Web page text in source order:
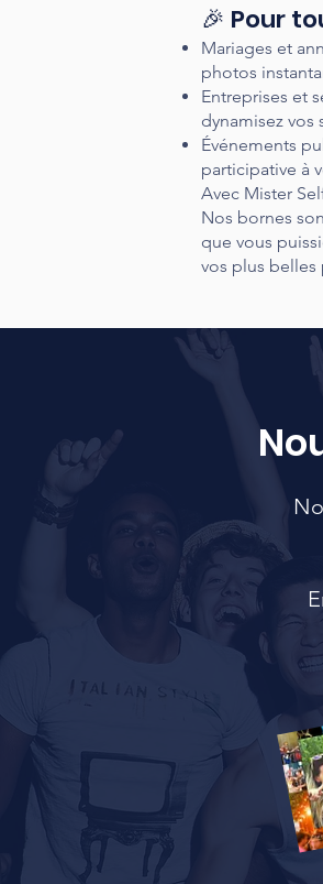
🎉 Pour
Mariages et
photos
Entreprises et
dynamisez vos
Événements
participative à
Avec Mister
Nos bornes
que vous
vos plus belles